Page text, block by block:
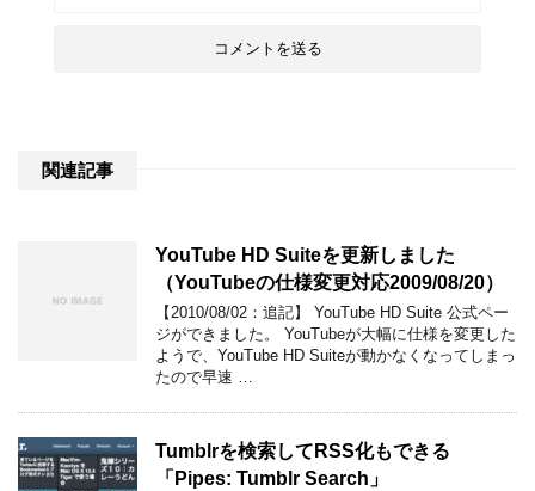
関連記事
YouTube HD Suiteを更新しました
（YouTubeの仕様変更対応2009/08/20）
【2010/08/02：追記】 YouTube HD Suite 公式ペー
ジができました。 YouTubeが大幅に仕様を変更した
ようで、YouTube HD Suiteが動かなくなってしまっ
たので早速 …
Tumblrを検索してRSS化もできる
「Pipes: Tumblr Search」